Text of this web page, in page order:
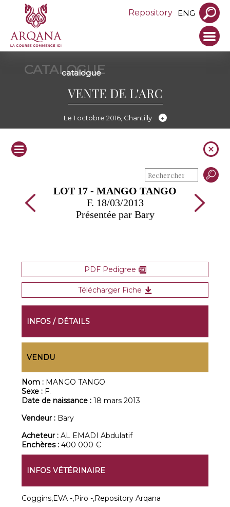
Repository ENG
CATALOGUE
catalogue
VENTE DE L'ARC
Le 1 octobre 2016, Chantilly
LOT 17 - MANGO TANGO
F. 18/03/2013
Présentée par Bary
PDF Pedigree
Télécharger Fiche
INFOS / DÉTAILS
VENDU
Nom : MANGO TANGO
Sexe : F.
Date de naissance :18 mars 2013
Vendeur : Bary
Acheteur :AL EMADI Abdulatif
Enchères :400 000 €
INFOS VÉTÉRINAIRE
Coggins,EVA -,Piro -,Repository Arqana